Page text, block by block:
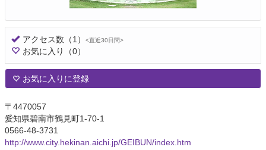
アクセス数 （1） <直近30日間>
お気に入り （0）
お気に入りに登録
〒4470057
愛知県碧南市鶴見町1-70-1
0566-48-3731
http://www.city.hekinan.aichi.jp/GEIBUN/index.htm